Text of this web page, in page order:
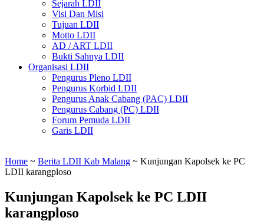
Sejarah LDII
Visi Dan Misi
Tujuan LDII
Motto LDII
AD / ART LDII
Bukti Sahnya LDII
Organisasi LDII
Pengurus Pleno LDII
Pengurus Korbid LDII
Pengurus Anak Cabang (PAC) LDII
Pengurus Cabang (PC) LDII
Forum Pemuda LDII
Garis LDII
Home ~ Berita LDII Kab Malang ~ Kunjungan Kapolsek ke PC
LDII karangploso
Kunjungan Kapolsek ke PC LDII
karangploso